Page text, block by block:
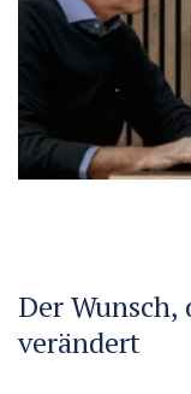
Der
verändert